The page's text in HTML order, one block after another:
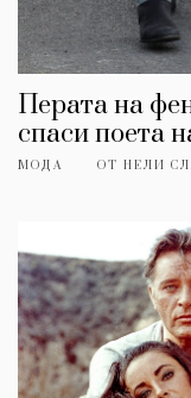
Перата на
спаси поета
МОДА ОТ НЕЛИ